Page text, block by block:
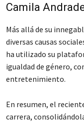
Camila
Más allá de su
diversas causas
ha utilizado su
igualdad de género,
entretenimiento.
En resumen, el
carrera,